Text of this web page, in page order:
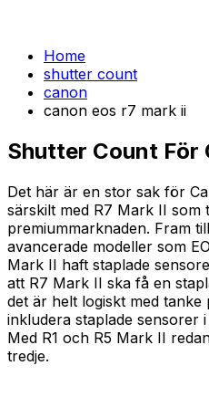
Home
shutter count
canon
canon eos r7 mark ii
Shutter Count För
Det här är en stor sak för
särskilt med R7 Mark II som
premiummarknaden. Fram
avancerade modeller som
Mark II haft staplade
att R7 Mark II ska få en
det är helt logiskt med
inkludera staplade sensorer
Med R1 och R5 Mark II
tredje.